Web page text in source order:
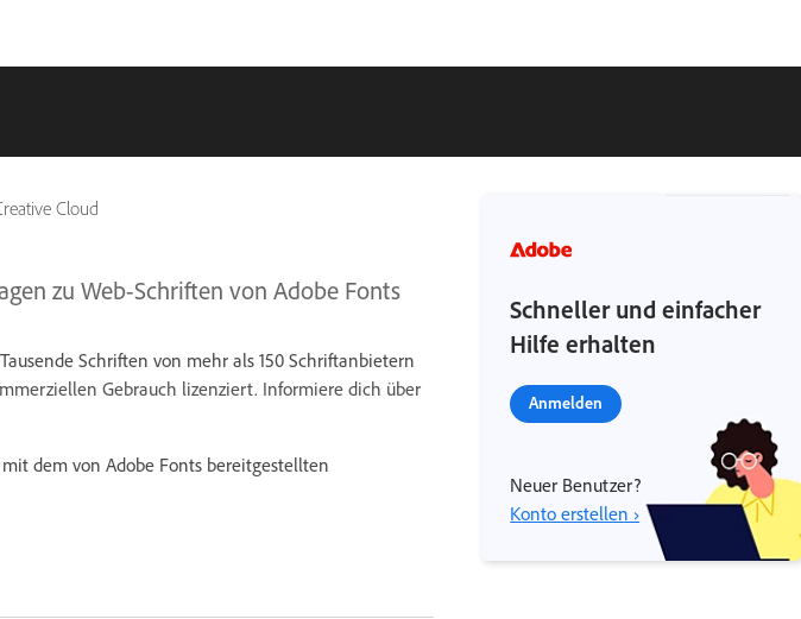
Cloud
zu Web-Schriften von Adobe Fonts
Schriften von mehr als 150 Schriftanbietern
Gebrauch lizenziert. Informiere dich über
dem von Adobe Fonts bereitgestellten
Schneller und einfacher
Hilfe erhalten
Anmelden
Neuer Benutzer?
Konto erstellen ›